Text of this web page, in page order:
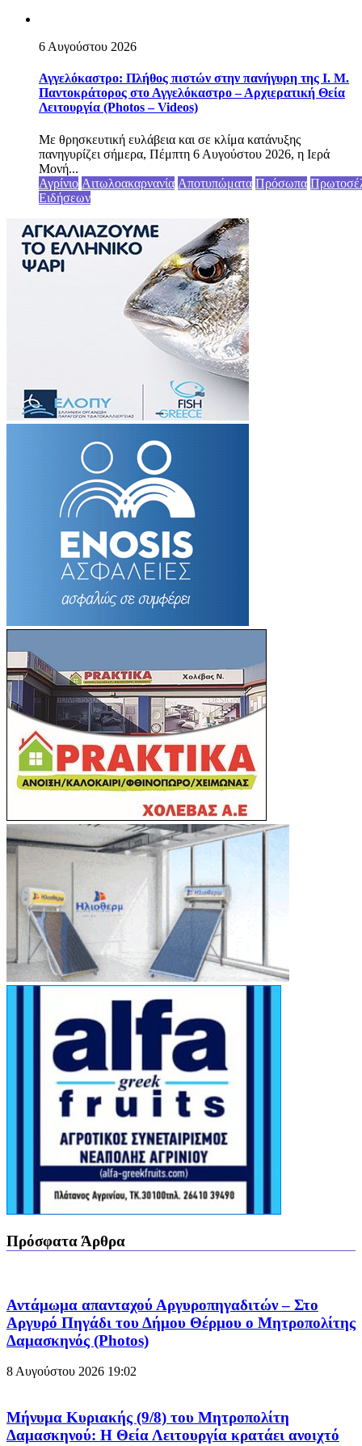
6 Αυγούστου 2026
Αγγελόκαστρο: Πλήθος πιστών στην πανήγυρη της Ι. Μ.
Παντοκράτορος στο Αγγελόκαστρο – Αρχιερατική Θεία
Λειτουργία (Photos – Videos)
Με θρησκευτική ευλάβεια και σε κλίμα κατάνυξης
πανηγυρίζει σήμερα, Πέμπτη 6 Αυγούστου 2026, η Ιερά
Μονή...
Αγρίνιο Αιτωλοακαρνανία Αποτυπώματα Πρόσωπα
Ειδήσεων
Πρόσφατα Άρθρα
Αντάμωμα απανταχού Αργυροπηγαδιτών – Στο
Αργυρό Πηγάδι του Δήμου Θέρμου ο Μητροπολίτης
Δαμασκηνός (Photos)
8 Αυγούστου 2026 19:02
Μήνυμα Κυριακής (9/8) του Μητροπολίτη
Δαμασκηνού: Η Θεία Λειτουργία κρατάει ανοιχτό